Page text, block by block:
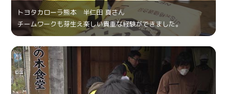
トヨタカローラ熊本 半仁田 真さん
チームワークも芽生え楽しい貴重な経験ができました。